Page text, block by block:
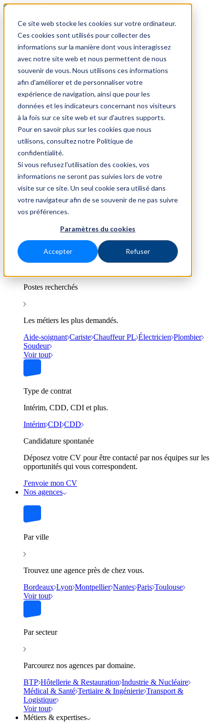
Ce site web stocke les cookies sur votre ordinateur.
Ces cookies sont utilisés pour collecter des
informations sur la manière dont vous interagissez
avec notre site web et nous permettent de nous
souvenir de vous. Nous utilisons ces informations
afin d'améliorer et de personnaliser votre
expérience de navigation, ainsi que pour les
données et les indicateurs concernant nos visiteurs
à la fois sur ce site web et sur d'autres supports.
Pour en savoir plus sur les cookies que nous
utilisons, consultez notre Politique de
confidentialité.
Si vous refusez l'utilisation des cookies, vos
informations ne seront pas suivies lors de votre
visite sur ce site. Un seul cookie sera utilisé dans
votre navigateur afin de se souvenir de ne pas suivre
vos préférences.
Paramètres du cookies
Accepter Refuser
Trouver un emploi
Par secteur
BTP Hôtellerie & Restauration Industrie & Nucléaire
Médical & Santé
Tertiaire & Ingénierie
Logistique
Voir tout
Par ville
Trouvez un emploi près de chez vous.
Bordeaux Lyon Marseille Nantes Paris Toulouse
Voir tout
Postes recherchés
Les métiers les plus demandés.
Aide-soignant Cariste Chauffeur PL Électricien Plombier
Soudeur
Voir tout
Type de contrat
Intérim, CDD, CDI et plus.
Intérim CDI CDD
Candidature spontanée
Déposez votre CV pour être contacté par nos équipes sur les
opportunités qui vous correspondent.
J'envoie mon CV
Nos agences
Par ville
Trouvez une agence près de chez vous.
Bordeaux Lyon Montpellier Nantes Paris Toulouse
Voir tout
Par secteur
Parcourez nos agences par domaine.
BTP Hôtellerie & Restauration Industrie & Nucléaire
Médical & Santé Tertiaire & Ingénierie Transport &
Logistique
Voir tout
Métiers & expertises